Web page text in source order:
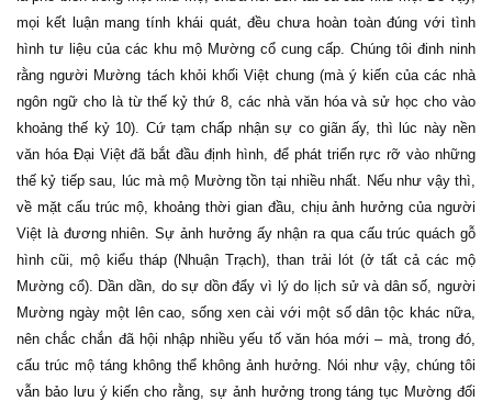
mọi kết luận mang tính khái quát, đều chưa hoàn toàn đúng với tình
hình tư liệu của các khu mộ Mường cổ cung cấp. Chúng tôi đinh ninh
rằng người Mường tách khỏi khối Việt chung (mà ý kiến của các nhà
ngôn ngữ cho là từ thế kỷ thứ 8, các nhà văn hóa và sử học cho vào
khoảng thế kỷ 10). Cứ tạm chấp nhận sự co giãn ấy, thì lúc này nền
văn hóa Đại Việt đã bắt đầu định hình, để phát triển rực rỡ vào những
thế kỷ tiếp sau, lúc mà mộ Mường tồn tại nhiều nhất. Nếu như vậy thì,
về mặt cấu trúc mộ, khoảng thời gian đầu, chịu ảnh hưởng của người
Việt là đương nhiên. Sự ảnh hưởng ấy nhận ra qua cấu trúc quách gỗ
hình cũi, mộ kiểu tháp (Nhuận Trạch), than trải lót (ở tất cả các mộ
Mường cổ). Dần dần, do sự dồn đẩy vì lý do lịch sử và dân số, người
Mường ngày một lên cao, sống xen cài với một số dân tộc khác nữa,
nên chắc chắn đã hội nhập nhiều yếu tố văn hóa mới – mà, trong đó,
cấu trúc mộ táng không thể không ảnh hưởng. Nói như vậy, chúng tôi
vẫn bảo lưu ý kiến cho rằng, sự ảnh hưởng trong táng tục Mường đối